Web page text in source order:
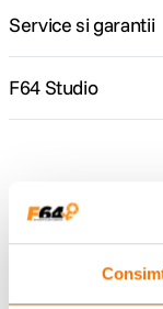
Service si garantii
F64 Studio